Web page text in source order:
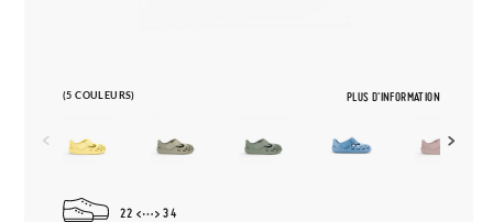
(5 COULEURS) PLUS D'INFORMATION
22 34